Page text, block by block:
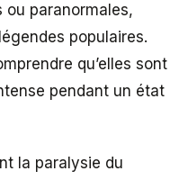
paranormales,
populaires.
qu’elles sont
pendant un état
la paralysie du